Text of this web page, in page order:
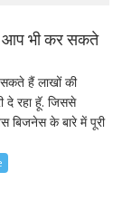
भी कर सकते
हैं लाखों की
दे रहा हूॅ. जिससे
बिजनेस के बारे में पूरी